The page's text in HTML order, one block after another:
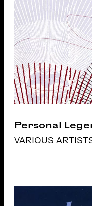
Personal
VARIOUS